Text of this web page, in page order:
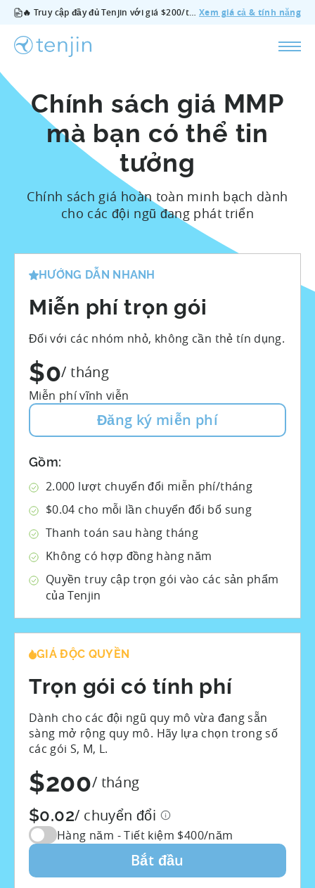
🔥 Truy cập đầy đủ Tenjin với giá $200/tháng — bao gồm tất cả tính năng, không cần gói bổ sung, hủy bất cứ lúc nào. Xem giá cả & tính năng
Chính sách giá MMP
mà bạn có thể tin
tưởng
Chính sách giá hoàn toàn minh bạch dành
cho các đội ngũ đang phát triển
HƯỚNG DẪN NHANH
Miễn phí trọn gói
Đối với các nhóm nhỏ, không cần thẻ tín dụng.
$0/ tháng
Miễn phí vĩnh viễn
Đăng ký miễn phí
Gồm:
2.000 lượt chuyển đổi miễn phí/tháng
$0.04 cho mỗi lần chuyển đổi bổ sung
Thanh toán sau hàng tháng
Không có hợp đồng hàng năm
Quyền truy cập trọn gói vào các sản phẩm
của Tenjin
GIÁ ĐỘC QUYỀN
Trọn gói có tính phí
Dành cho các đội ngũ quy mô vừa đang sẵn
sàng mở rộng quy mô. Hãy lựa chọn trong số
các gói S, M, L.
$200/ tháng
$0.02/ chuyển đổi
Hàng năm - Tiết kiệm $400/năm
Bắt đầu